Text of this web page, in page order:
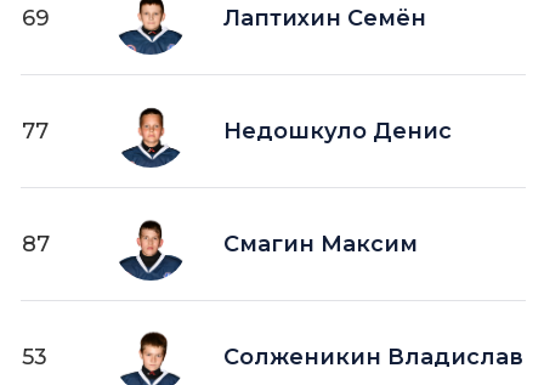
69 Лаптихин Семён
77 Недошкуло Денис
87 Смагин Максим
53 Солженикин Владислав